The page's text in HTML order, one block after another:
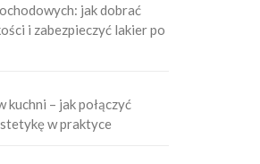
jak dobrać
i zabezpieczyć lakier po
kuchni – jak połączyć
w praktyce